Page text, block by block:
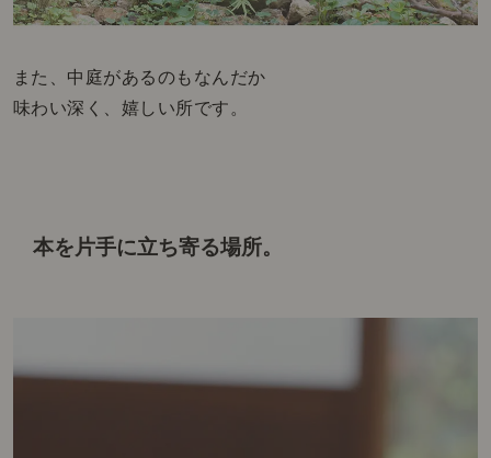
また、中庭があるのもなんだか
味わい深く、嬉しい所です。
本を片手に立ち寄る場所。